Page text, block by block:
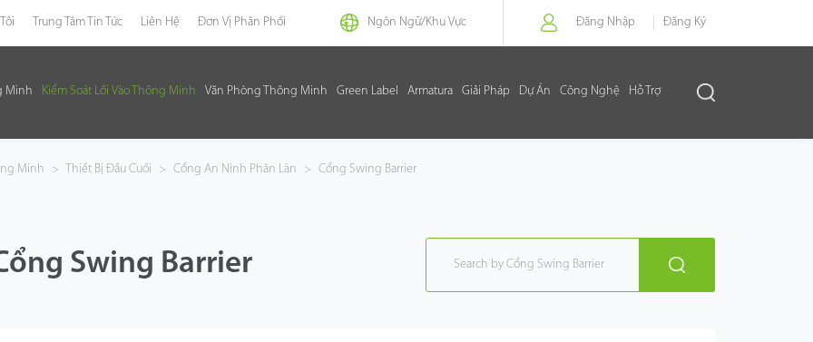
Trung Tâm Tin Tức Liên Hệ Đơn Vị Phân Phối Ngôn Ngữ/Khu Vực Đăng Nhập Đăng Ký
Minh Kiểm Soát Lối Vào Thông Minh Văn Phòng Thông Minh Green Label Armatura Giải Pháp Dự Án Công Nghệ
Hỗ Trợ
Minh > Thiết Bị Đầu Cuối > Cổng An Ninh Phân Làn > Cổng Swing Barrier
Swing Barrier